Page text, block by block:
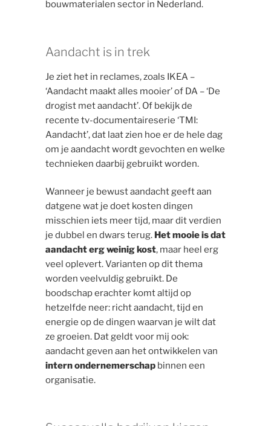
bouwmaterialen sector in Nederland.
Aandacht is in trek
Je ziet het in reclames, zoals IKEA –
‘Aandacht maakt alles mooier’ of DA – ‘De
drogist met aandacht’. Of bekijk de
recente tv-documentaireserie ‘TMI:
Aandacht’, dat laat zien hoe er de hele dag
om je aandacht wordt gevochten en welke
technieken daarbij gebruikt worden.
Wanneer je bewust aandacht geeft aan
datgene wat je doet kosten dingen
misschien iets meer tijd, maar dit verdien
je dubbel en dwars terug. Het mooie is dat
aandacht erg weinig kost, maar heel erg
veel oplevert. Varianten op dit thema
worden veelvuldig gebruikt. De
boodschap erachter komt altijd op
hetzelfde neer: richt aandacht, tijd en
energie op de dingen waarvan je wilt dat
ze groeien. Dat geldt voor mij ook:
aandacht geven aan het ontwikkelen van
internondernemerschap binnen een
organisatie.